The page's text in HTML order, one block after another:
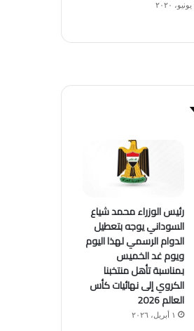
رئيس الوزراء محمد شياع
السوداني يوجه بتعطيل
الدوام الرسمي لهذا اليوم
ويوم غد الخميس
بمناسبة تأهل منتخبنا
الكروي إلى نهائيات كأس
العالم 2026
١ أبريل، ٢٠٢٦